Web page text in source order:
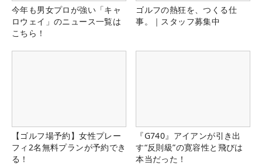
今年も男女プロが強い「キャ
ロウェイ」のニュース一覧は
こちら！
ゴルフの熱狂を、つくる仕
事。｜スタッフ募集中
【ゴルフ場予約】女性プレー
フィ2名無料プランが予約でき
る！
『G740』アイアンが引き出
す“反則級”の寛容性と飛びは
本当だった！